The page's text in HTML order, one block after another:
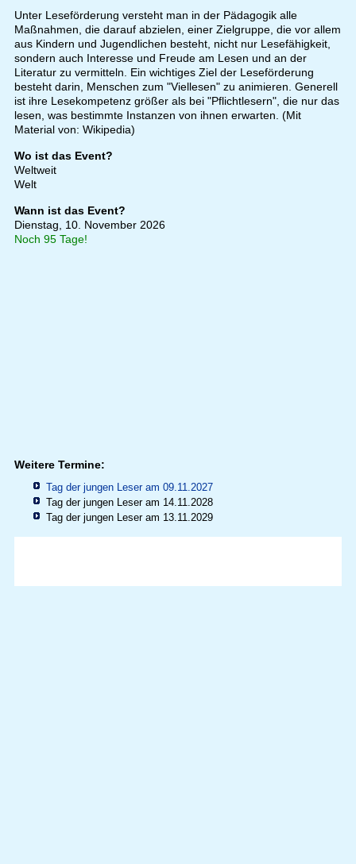
Unter Leseförderung versteht man in der Pädagogik alle
Maßnahmen, die darauf abzielen, einer Zielgruppe, die vor allem
aus Kindern und Jugendlichen besteht, nicht nur Lesefähigkeit,
sondern auch Interesse und Freude am Lesen und an der
Literatur zu vermitteln. Ein wichtiges Ziel der Leseförderung
besteht darin, Menschen zum "Viellesen" zu animieren. Generell
ist ihre Lesekompetenz größer als bei "Pflichtlesern", die nur das
lesen, was bestimmte Instanzen von ihnen erwarten. (Mit
Material von: Wikipedia)
Wo ist das Event?
Weltweit
Welt
Wann ist das Event?
Dienstag, 10. November 2026
Noch 95 Tage!
Weitere Termine:
Tag der jungen Leser am 09.11.2027
Tag der jungen Leser am 14.11.2028
Tag der jungen Leser am 13.11.2029